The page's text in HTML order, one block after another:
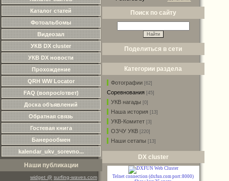
Каталог статей
Фотоальбомы
Видеозал
УКВ DX cluster
УКВ DX новости
Прохождение
QRH WW Locator
FAQ (вопрос/ответ)
Доска объявлений
Обратная связь
Гостевая книга
Банерообмен
kalendar_ukv_sorevno...
Наши публикации
widget @ surfing-waves.com
Поиск по сайту
Поделиться в сети
Категории раздела
Фотографии [62]
Соревнования [45]
УКВ нагады [0]
Наша история [13]
УКВ-Комитет [3]
ОЗЧУ УКВ [220]
Наши сетапы [13]
DX cluster